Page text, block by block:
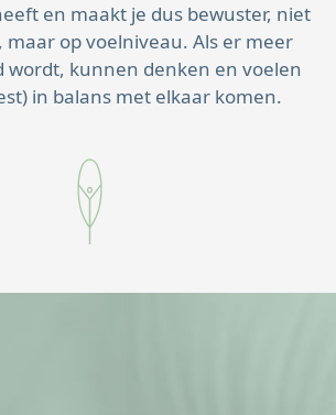
en maakt je dus bewuster, niet
maar op voelniveau. Als er meer
wordt, kunnen denken en voelen
in balans met elkaar komen.